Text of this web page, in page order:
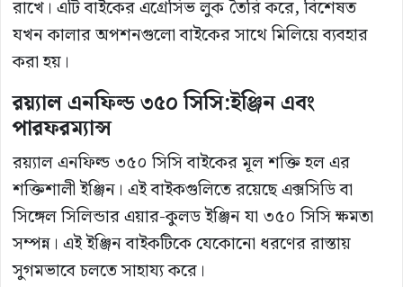
রাখে। এটি বাইকের এগ্রেসিভ লুক তৈরি করে, বিশেষত
যখন কালার অপশনগুলো বাইকের সাথে মিলিয়ে ব্যবহার
করা হয়।
রয়্যাল এনফিল্ড ৩৫০ সিসি:ইঞ্জিন এবং
পারফরম্যান্স
রয়্যাল এনফিল্ড ৩৫০ সিসি বাইকের মূল শক্তি হল এর
শক্তিশালী ইঞ্জিন। এই বাইকগুলিতে রয়েছে এক্সসিডি বা
সিঙ্গেল সিলিন্ডার এয়ার-কুলড ইঞ্জিন যা ৩৫০ সিসি ক্ষমতা
সম্পন্ন। এই ইঞ্জিন বাইকটিকে যেকোনো ধরণের রাস্তায়
সুগমভাবে চলতে সাহায্য করে।